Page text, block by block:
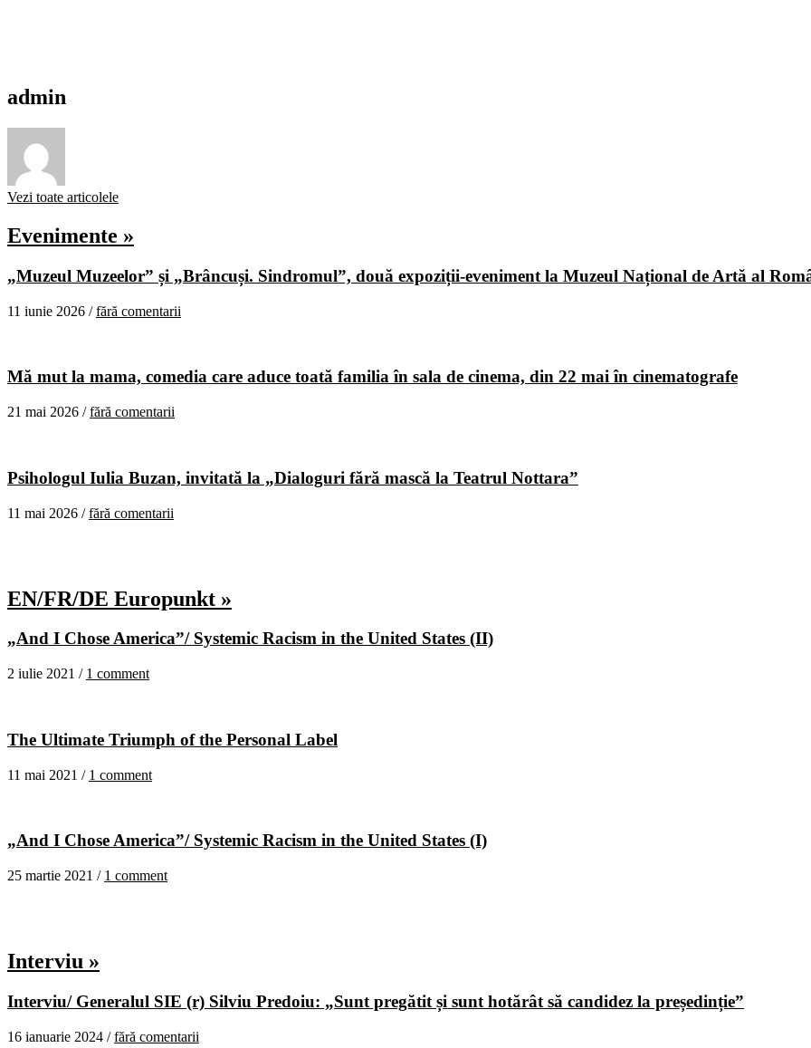
admin
Vezi toate articolele
Evenimente »
„Muzeul Muzeelor” și „Brâncuși. Sindromul”, două expoziții-eveniment la Muzeul Național de Artă al
11 iunie 2026 /fără comentarii
Mă mut la mama, comedia care aduce toată familia în sala de cinema, din 22 mai în cinematografe
21 mai 2026 /fără comentarii
Psihologul Iulia Buzan, invitată la „Dialoguri fără mască la Teatrul Nottara”
11 mai 2026 /fără comentarii
EN/FR/DE Europunkt »
„And I Chose America”/ Systemic Racism in the United States (II)
2 iulie 2021 / 1 comment
The Ultimate Triumph of the Personal Label
11 mai 2021 / 1 comment
„And I Chose America”/ Systemic Racism in the United States (I)
25 martie 2021 / 1 comment
Interviu »
Interviu/ Generalul SIE (r) Silviu Predoiu: „Sunt pregătit și sunt hotărât să candidez la președinție”
16 ianuarie 2024 /fără comentarii